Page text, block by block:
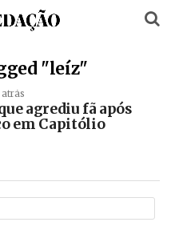
"leíz"
atrás
agrediu fã após
em Capitólio